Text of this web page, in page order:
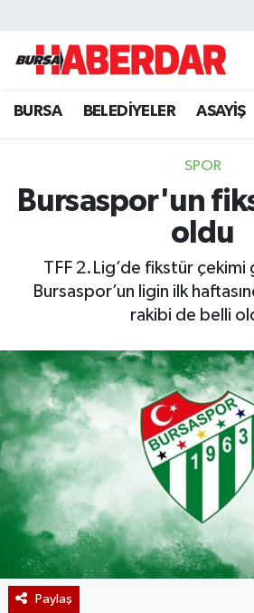
BURSA BELEDİYELER ASAYİŞ
SPOR
Bursaspor'un
oldu
TFF 2.Lig’de fikstür çekimi
Bursaspor’un ligin ilk
rakibi de belli
Paylaş
Hava Durumu
Trafik Durumu
Süper Lig Puan Durumu ve
Tüm Manşetler
Haber Arşivi